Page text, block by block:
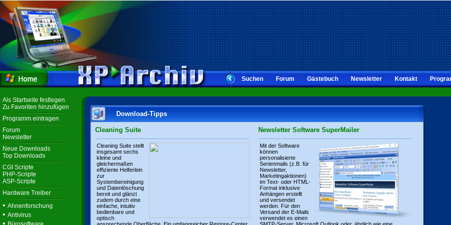
Suchen Forum Gästebuch Newsletter Kontakt
Als Startseite festlegen
Zu Favoriten hinzufügen
Programm eintragen
Forum
Newsletter
Neue Downloads
Top Downloads
CGI Scripte
PHP-Scripte
ASP-Scripte
Hardware Treiber
• Ahnenforschung
• Antivirus
•
Download-Tipps
Cleaning Suite
Cleaning Suite stellt
insgesamt sechs
kleine und
gleichermaßen
effiziente Helferlein
zur
Systembereinigung
und Datenlöschung
bereit und glänzt
zudem durch eine
einfache, intuitiv
bedienbare und
optisch
Newsletter Software SuperMailer
Mit der Software
können
personalisierte
Serienmails (z.B. für
Newsletter,
Marketingaktionen)
im Text- oder HTML-
Format inklusive
Anhängen erstellt
und versendet
werden. Für den
Versand der E-Mails
verwendet es einen